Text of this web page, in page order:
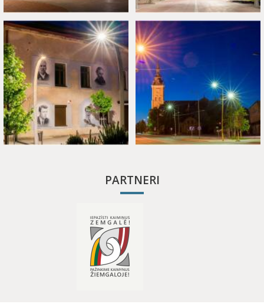
PARTNERI